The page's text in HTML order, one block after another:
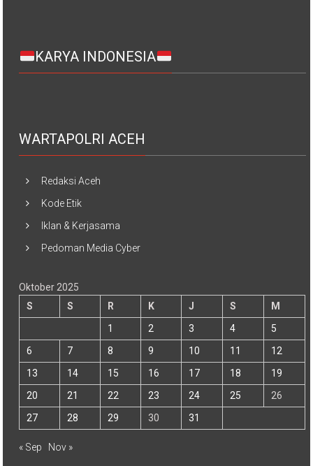
KARYA INDONESIA
WARTAPOLRI ACEH
Redaksi Aceh
Kode Etik
Iklan & Kerjasama
Pedoman Media Cyber
Oktober 2025
S
S R K J S
M
1
2 3 4
5
6
7 8 9 10 11
12
13
14 15 16 17 18
19
20
21 22 23 24 25
26
27
28 29 30 31
« Sep Nov »